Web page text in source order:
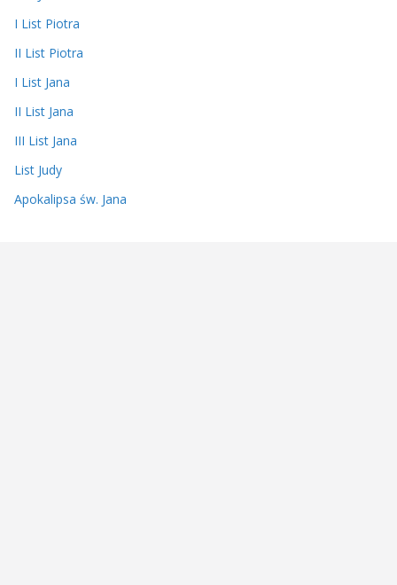
I List Piotra
II List Piotra
I List Jana
II List Jana
III List Jana
List Judy
Apokalipsa św. Jana